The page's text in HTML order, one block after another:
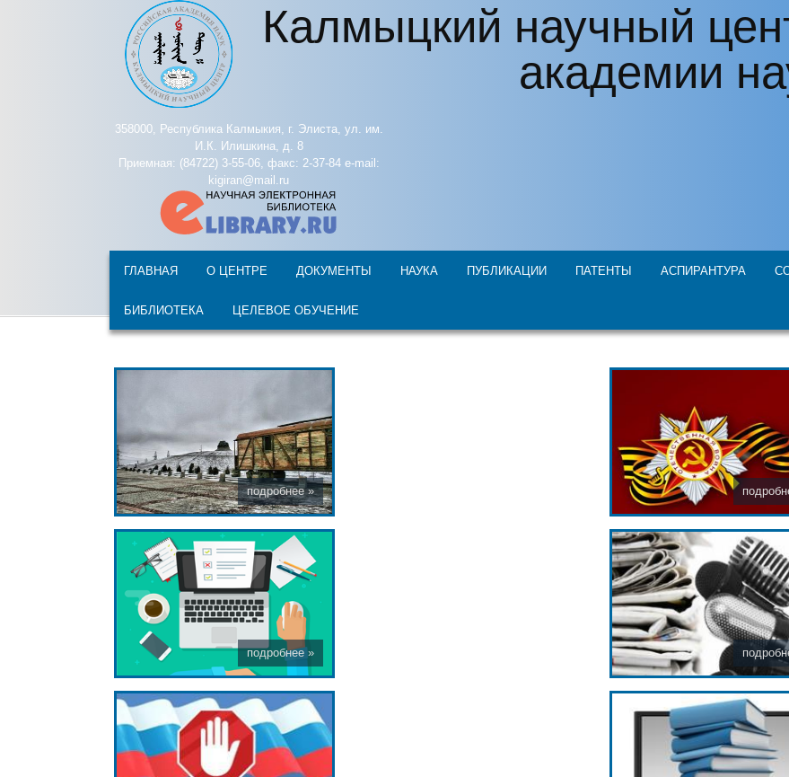
Перейти к основному содержанию Калмыцкий научный
академии
358000, Республика Калмыкия, г. Элиста, ул. им.
И.К. Илишкина, д. 8
Приемная: (84722) 3-55-06, факс: 2-37-84 e-mail:
kigiran@mail.ru
ГЛАВНАЯ О ЦЕНТРЕ ДОКУМЕНТЫ НАУКА ПУБЛИКАЦИИ ПАТЕНТЫ АСПИРАНТУРА
БИБЛИОТЕКА ЦЕЛЕВОЕ ОБУЧЕНИЕ